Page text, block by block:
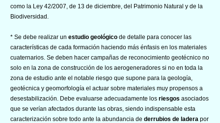
como la Ley 42/2007, de 13 de diciembre, del Patrimonio Natural y de la
Biodiversidad.
* Se debe realizar un estudio geológico de detalle para conocer las
características de cada formación haciendo más énfasis en los materiales
cuaternarios. Se deben hacer campañas de reconocimiento geotécnico no
solo en la zona de construcción de los aerogeneradores si no en toda la
zona de estudio ante el notable riesgo que supone para la geología,
geotécnica y geomorfología el actuar sobre materiales muy propensos a
desestabilización. Debe evaluarse adecuadamente los riesgos asociados
que se verían afectados durante las obras, siendo indispensable esta
caracterización sobre todo ante la abundancia de derrubios de ladera por